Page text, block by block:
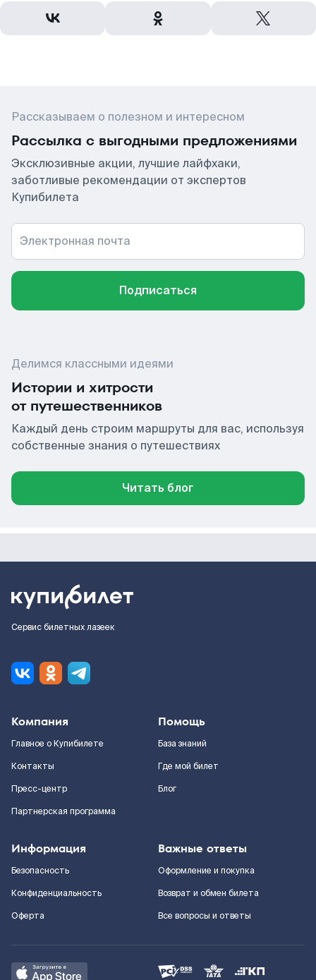
Рассказываем о полезном и интересном
Рассылка с выгодными предложениями
Эксклюзивные акции, лучшие лайфхаки,
заботливые рекомендации от экспертов
Купибилета
Электронная почта
Подписаться
Делимся классными идеями
Истории и хитрости
от путешественников
Каждый день строим маршруты для вас, используя
собственные знания о путешествиях
Читать блог
Сервис билетных лазеек
Компания
Главное о Купибилете
Контакты
Пресс-центр
Партнерская программа
Помощь
База знаний
Где мой билет
Блог
Информация
Безопасность
Конфиденциальность
Оферта
Важные ответы
Оформление и покупка
Возврат и обмен билета
Все вопросы и ответы